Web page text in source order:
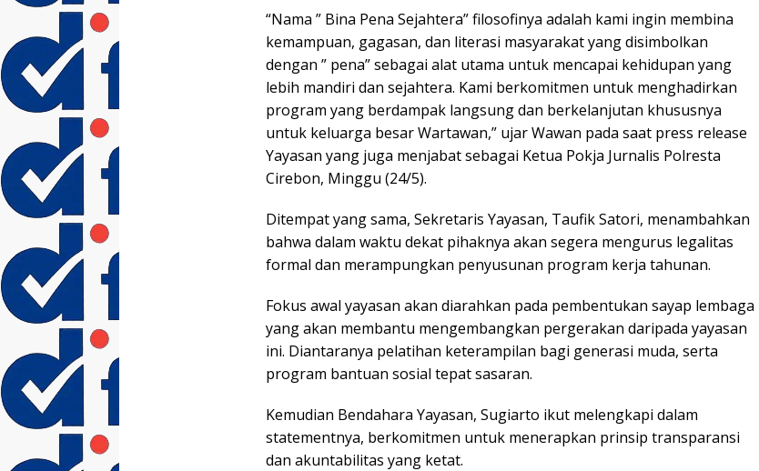
“Nama ” Bina Pena Sejahtera” filosofinya adalah kami ingin membina
kemampuan, gagasan, dan literasi masyarakat yang disimbolkan
dengan ” pena” sebagai alat utama untuk mencapai kehidupan yang
lebih mandiri dan sejahtera. Kami berkomitmen untuk menghadirkan
program yang berdampak langsung dan berkelanjutan khususnya
untuk keluarga besar Wartawan,” ujar Wawan pada saat press release
Yayasan yang juga menjabat sebagai Ketua Pokja Jurnalis Polresta
Cirebon, Minggu (24/5).
Ditempat yang sama, Sekretaris Yayasan, Taufik Satori, menambahkan
bahwa dalam waktu dekat pihaknya akan segera mengurus legalitas
formal dan merampungkan penyusunan program kerja tahunan.
Fokus awal yayasan akan diarahkan pada pembentukan sayap lembaga
yang akan membantu mengembangkan pergerakan daripada yayasan
ini. Diantaranya pelatihan keterampilan bagi generasi muda, serta
program bantuan sosial tepat sasaran.
Kemudian Bendahara Yayasan, Sugiarto ikut melengkapi dalam
statementnya, berkomitmen untuk menerapkan prinsip transparansi
dan akuntabilitas yang ketat.